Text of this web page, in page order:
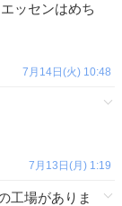
ッセンはめち
7月14日(火) 10:48
7月13日(月) 1:19
工場がありま